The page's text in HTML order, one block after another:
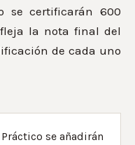
se certificarán 600
la nota final del
de cada uno
se añadirán